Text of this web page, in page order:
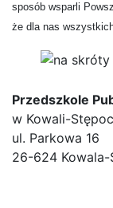
sposób wsparli
że dla nas
Przedszkole
w Kowali-
ul. Parkowa 16
26-624 Kowala-